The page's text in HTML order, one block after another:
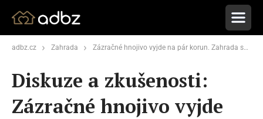
adbz.cz Zahrada Zázračné hnojivo vyjde na pár korun. Zahrada se vám odvděčí za dávku droždí a cukru
Diskuze a zkušenosti:
Zázračné hnojivo vyjde